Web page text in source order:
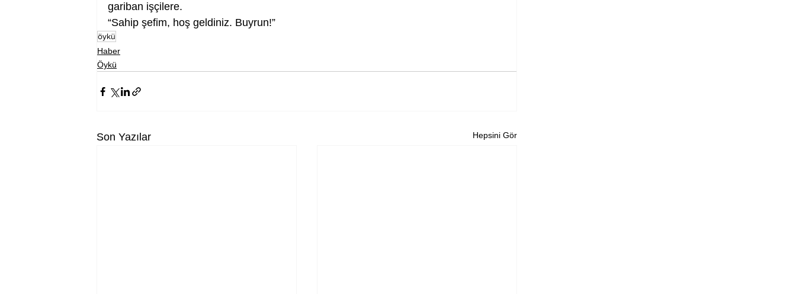
gariban işçilere.
“Sahip şefim, hoş geldiniz. Buyrun!”
öykü
Haber
Öykü
Son Yazılar Hepsini Gör